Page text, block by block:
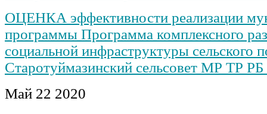
ОЦЕНКА эффективности реализации
программы Программа комплексного
социальной инфраструктуры сельского
Старотуймазинский сельсовет МР ТР РБ
Май 22 2020